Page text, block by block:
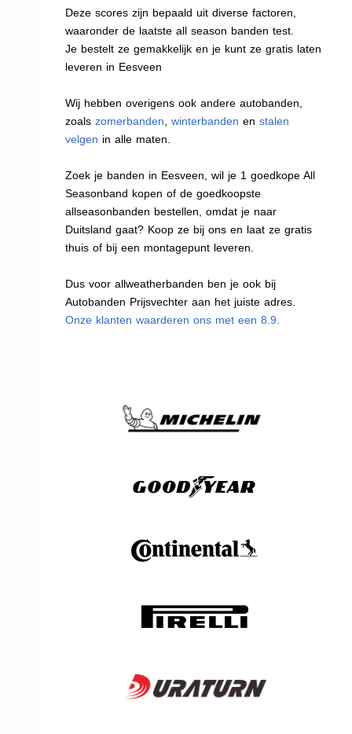
Deze scores zijn bepaald uit diverse factoren,
waaronder de laatste all season banden test.
Je bestelt ze gemakkelijk en je kunt ze gratis laten
leveren in Eesveen
Wij hebben overigens ook andere autobanden,
zoalszomerbanden ,winterbanden enstalen
velgen in alle maten.
Zoek je banden in Eesveen, wil je 1 goedkope All
Seasonband kopen of de goedkoopste
allseasonbanden bestellen, omdat je naar
Duitsland gaat? Koop ze bij ons en laat ze gratis
thuis of bij een montagepunt leveren.
Dus voor allweatherbanden ben je ook bij
Autobanden Prijsvechter aan het juiste adres.
Onze klanten waarderen ons met een 8.9.